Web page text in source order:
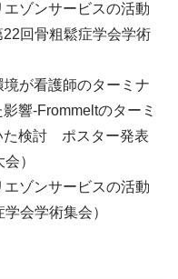
ゾンサービスの活動
回骨粗鬆症学会学術
が看護師のターミナ
響-Frommeltのターミ
た検討 ポスター発表
）
ゾンサービスの活動
会学術集会）